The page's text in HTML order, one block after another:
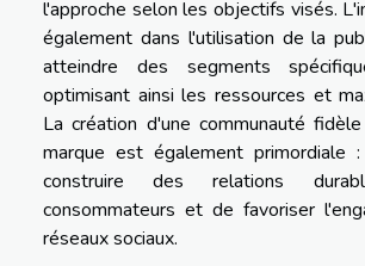
l'approche selon les objectifs visés.
également dans l'utilisation de la
atteindre des segments
optimisant ainsi les ressources et
La création d'une communauté
marque est également primordiale
construire des relations
consommateurs et de favoriser
réseaux sociaux.